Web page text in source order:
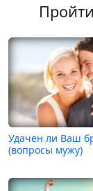
Удачен ли Ваш
(вопросы мужу)